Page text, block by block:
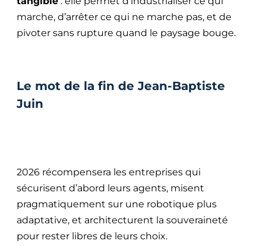
marche, d’arrêter ce qui ne marche pas, et de
pivoter sans rupture quand le paysage bouge.
Le mot de la fin de Jean-Baptiste
Juin
2026 récompensera les entreprises qui
sécurisent d’abord leurs agents, misent
pragmatiquement sur une robotique plus
adaptative, et architecturent la souveraineté
pour rester libres de leurs choix.